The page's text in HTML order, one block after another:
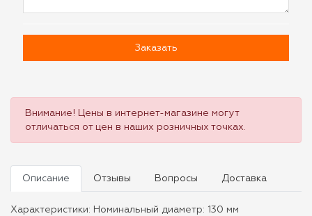
Заказать
Внимание! Цены в интернет-магазине могут
отличаться от цен в наших розничных точках.
Описание Отзывы Вопросы Доставка
Характеристики: Номинальный диаметр: 130 мм